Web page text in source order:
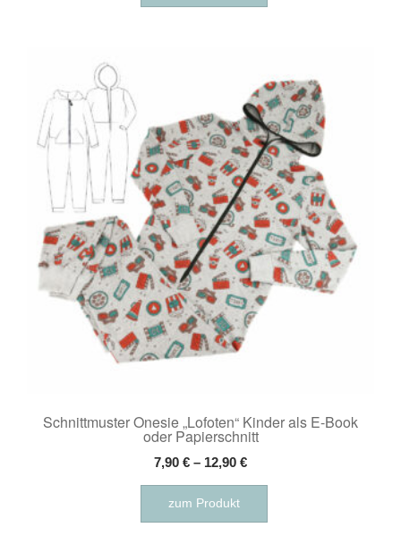
weist
Die
Optionen
können
auf
der
Produktseite
gewählt
werden
Schnittmuster Onesie „Lofoten“ Kinder als E-Book
oder Papierschnitt
7,90 € – 12,90 €
zum Produkt
Dieses
weist